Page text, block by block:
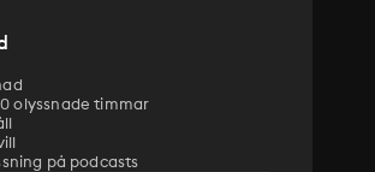
olyssnade timmar
på podcasts